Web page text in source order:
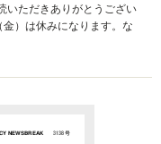
いただきありがとうござい
）は休みになります。な